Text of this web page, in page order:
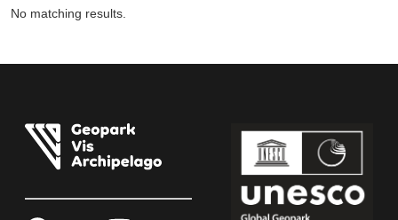
No matching results.